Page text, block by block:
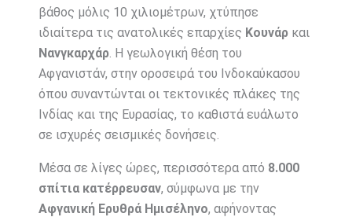
βάθος μόλις 10 χιλιομέτρων, χτύπησε
ιδιαίτερα τις ανατολικές επαρχίες Κουνάρκαι
Νανγκαρχάρ. Η γεωλογική θέση του
Αφγανιστάν, στην οροσειρά του Ινδοκαύκασου
όπου συναντώνται οι τεκτονικές πλάκες της
Ινδίας και της Ευρασίας, το καθιστά ευάλωτο
σε ισχυρές σεισμικές δονήσεις.
Μέσα σε λίγες ώρες, περισσότερα από 8.000
σπίτια κατέρρευσαν, σύμφωνα με την
Αφγανική Ερυθρά Ημισέληνο, αφήνοντας